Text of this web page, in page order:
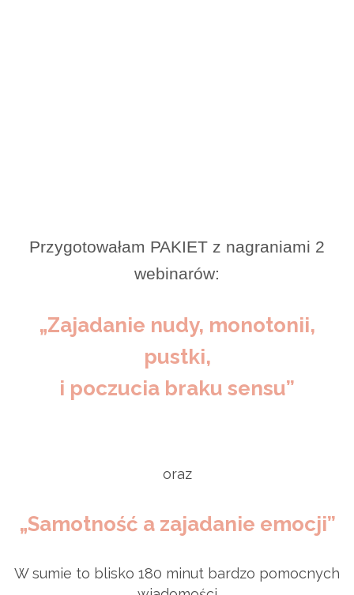
Przygotowałam PAKIET z nagraniami 2
webinarów:
„Zajadanie nudy, monotonii,
pustki,
i poczucia braku sensu”
oraz
„Samotność a zajadanie emocji”
W sumie to blisko 180 minut bardzo pomocnych